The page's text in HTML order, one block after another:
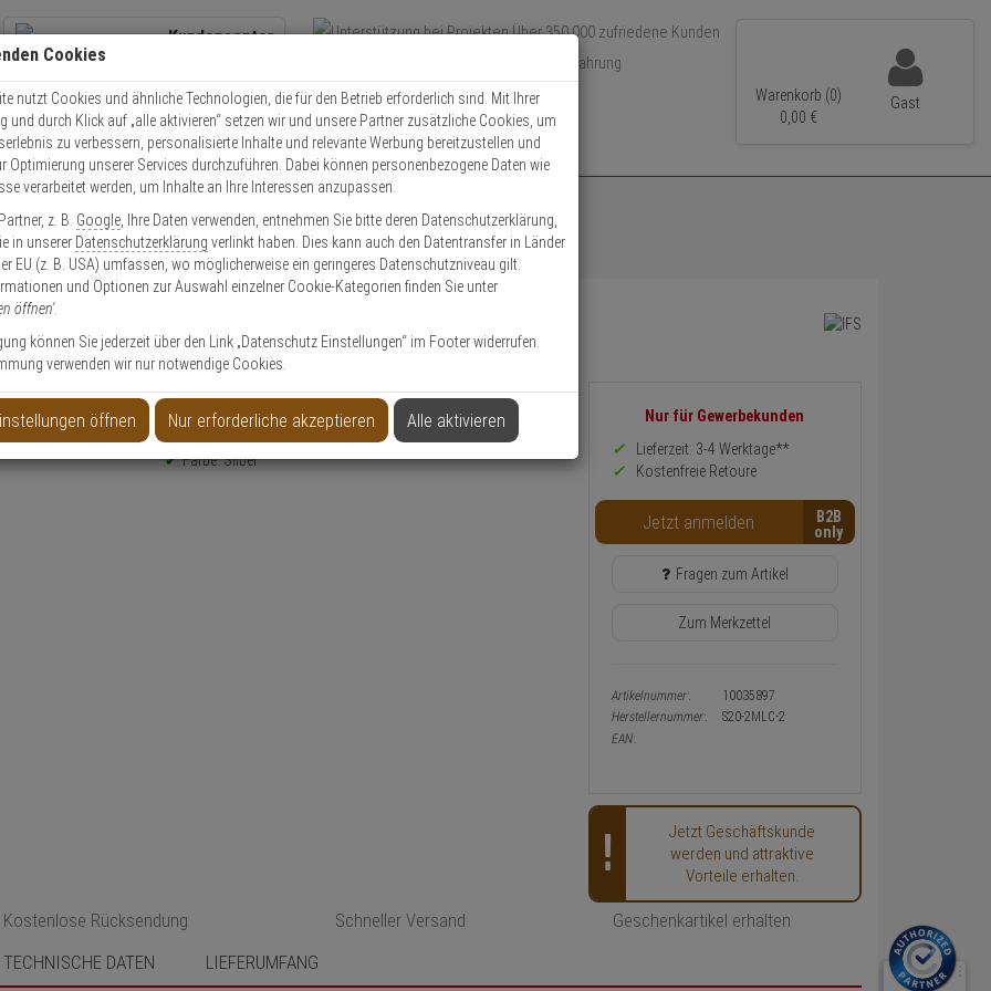
Kundencenter
Kontaktservice nutzen
Mo. - Do.: 8:00 - 16:30 Fr. 8:00 - 14:00 Uhr
Über 350.000 zufriedene Kunden
Über 15 Jahre Erfahrung
Schneller Versand
Warenkorb (0)
0, 00 €
Gast
IFS S20-2MLC-2 SFP-Port 100Base-FX
FX
Produktinformationen
Zubehörartikel, Adapter
Anwendung: Videoüberwachung
Farbe: Silber
Informationen
Preis,
Verfügbakeit
Warenkorb-
oder
Konfigurieren-
Nur für Gewerbekunden
Lieferzeit: 3-4 Werktage**
Kostenfreie Retoure
Jetzt anmelden B2B
Fragen zum Artikel
Zum Merkzettel
Artikelnummer:
10035897
Herstellernummer:
S20-2MLC-2
EAN:
Jetzt Geschäftskunde
werden und attraktive
Vorteile erhalten.
Kostenlose Rücksendung Schneller Versand
Geschenkartikel erhalten
TECHNISCHE DATEN LIEFERUMFANG
Cookies
nutzt Cookies und ähnliche Technologien, die für den Betrieb erforderlich sind. Mit Ihrer
und durch Klick auf „alle aktivieren“ setzen wir und unsere Partner zusätzliche Cookies, um
zu verbessern, personalisierte Inhalte und relevante Werbung bereitzustellen und
Optimierung unserer Services durchzuführen. Dabei können personenbezogene Daten wie
verarbeitet werden, um Inhalte an Ihre Interessen anzupassen.
z. B. Google , Ihre Daten verwenden, entnehmen Sie bitte deren Datenschutzerklärung,
in unserer Datenschutzerklärung verlinkt haben. Dies kann auch den Datentransfer in Länder
EU (z. B. USA) umfassen, wo möglicherweise ein geringeres Datenschutzniveau gilt.
und Optionen zur Auswahl einzelner Cookie-Kategorien finden Sie unter
öffnen'.
können Sie jederzeit über den Link „Datenschutz Einstellungen“ im Footer widerrufen.
verwenden wir nur notwendige Cookies.
öffnen Nur erforderliche akzeptieren Alle aktivieren